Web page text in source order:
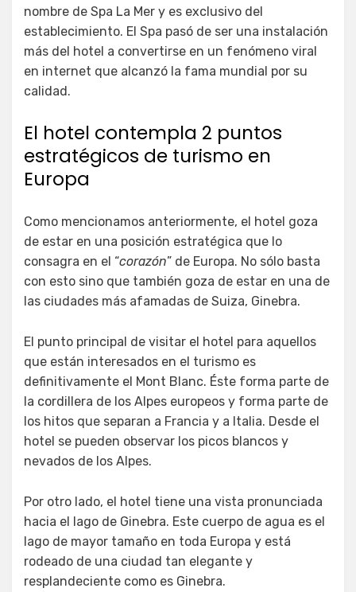
nombre de Spa La Mer y es exclusivo del
establecimiento. El Spa pasó de ser una instalación
más del hotel a convertirse en un fenómeno viral
en internet que alcanzó la fama mundial por su
calidad.
El hotel contempla 2 puntos
estratégicos de turismo en
Europa
Como mencionamos anteriormente, el hotel goza
de estar en una posición estratégica que lo
consagra en el “corazón” de Europa. No sólo basta
con esto sino que también goza de estar en una de
las ciudades más afamadas de Suiza, Ginebra.
El punto principal de visitar el hotel para aquellos
que están interesados en el turismo es
definitivamente el Mont Blanc. Éste forma parte de
la cordillera de los Alpes europeos y forma parte de
los hitos que separan a Francia y a Italia. Desde el
hotel se pueden observar los picos blancos y
nevados de los Alpes.
Por otro lado, el hotel tiene una vista pronunciada
hacia el lago de Ginebra. Este cuerpo de agua es el
lago de mayor tamaño en toda Europa y está
rodeado de una ciudad tan elegante y
resplandeciente como es Ginebra.